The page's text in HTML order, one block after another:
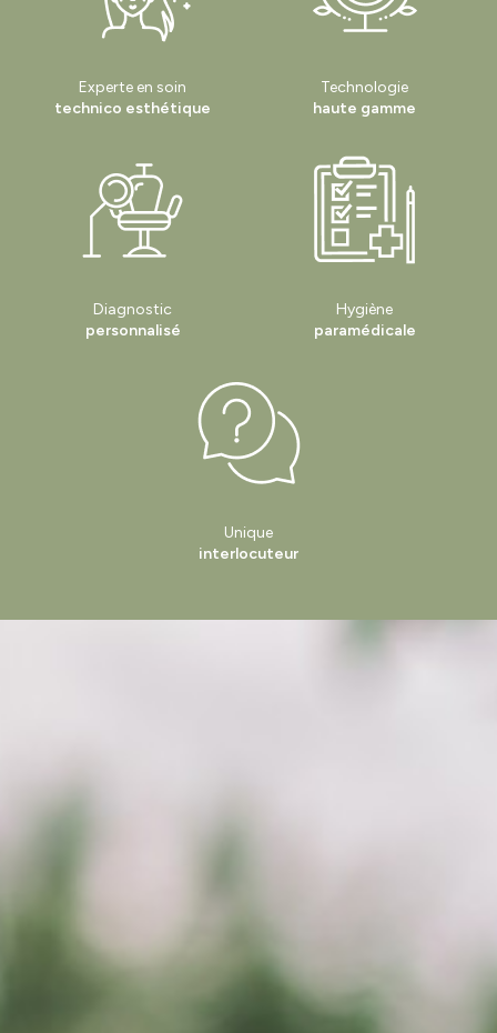
Experte en soin
technico esthétique
Technologie
haute gamme
Diagnostic
personnalisé
Hygiène
paramédicale
Unique
interlocuteur